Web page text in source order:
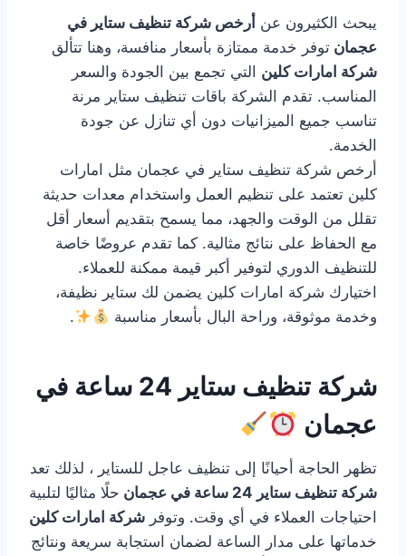
يبحث الكثيرون عن أرخص شركة تنظيف ستاير في
عجمان توفر خدمة ممتازة بأسعار منافسة، وهنا تتألق
شركة امارات كلين التي تجمع بين الجودة والسعر
المناسب. تقدم الشركة باقات تنظيف ستاير مرنة
تناسب جميع الميزانيات دون أي تنازل عن جودة
الخدمة.
أرخص شركة تنظيف ستاير في عجمان مثل امارات
كلين تعتمد على تنظيم العمل واستخدام معدات حديثة
تقلل من الوقت والجهد، مما يسمح بتقديم أسعار أقل
مع الحفاظ على نتائج مثالية. كما تقدم عروضًا خاصة
للتنظيف الدوري لتوفير أكبر قيمة ممكنة للعملاء.
اختيارك شركة امارات كلين يضمن لك ستاير نظيفة،
وخدمة موثوقة، وراحة البال بأسعار مناسبة
.
شركة تنظيف ستاير 24 ساعة في
عجمان
تظهر الحاجة أحيانًا إلى تنظيف عاجل للستاير ، لذلك تعد
شركة تنظيف ستاير 24 ساعة في عجمان
حلًا مثاليًا لتلبية
احتياجات العملاء في أي وقت. وتوفر شركة امارات كلين
خدماتها على مدار الساعة لضمان استجابة سريعة ونتائج